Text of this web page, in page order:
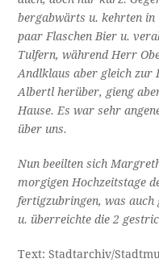
bergabwärts u. kehrten
paar Flaschen Bier u.
Tulfern, während Herr
Andlklaus aber gleich zur
Albertl herüber, gieng
Hause. Es war sehr
über uns.
Nun beeilten sich
morgigen Hochzeitstage
fertigzubringen, was
u. überreichte die 2
Text: Stadtarchiv/